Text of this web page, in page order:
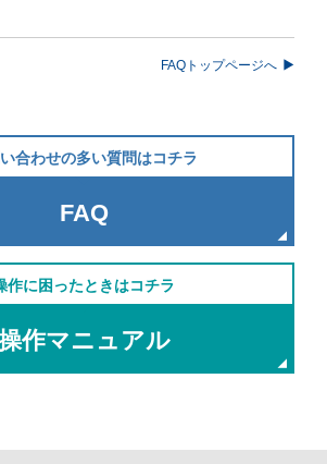
FAQトップページへ
合わせの多い質問はコチラ
FAQ
作に困ったときはコチラ
作マニュアル